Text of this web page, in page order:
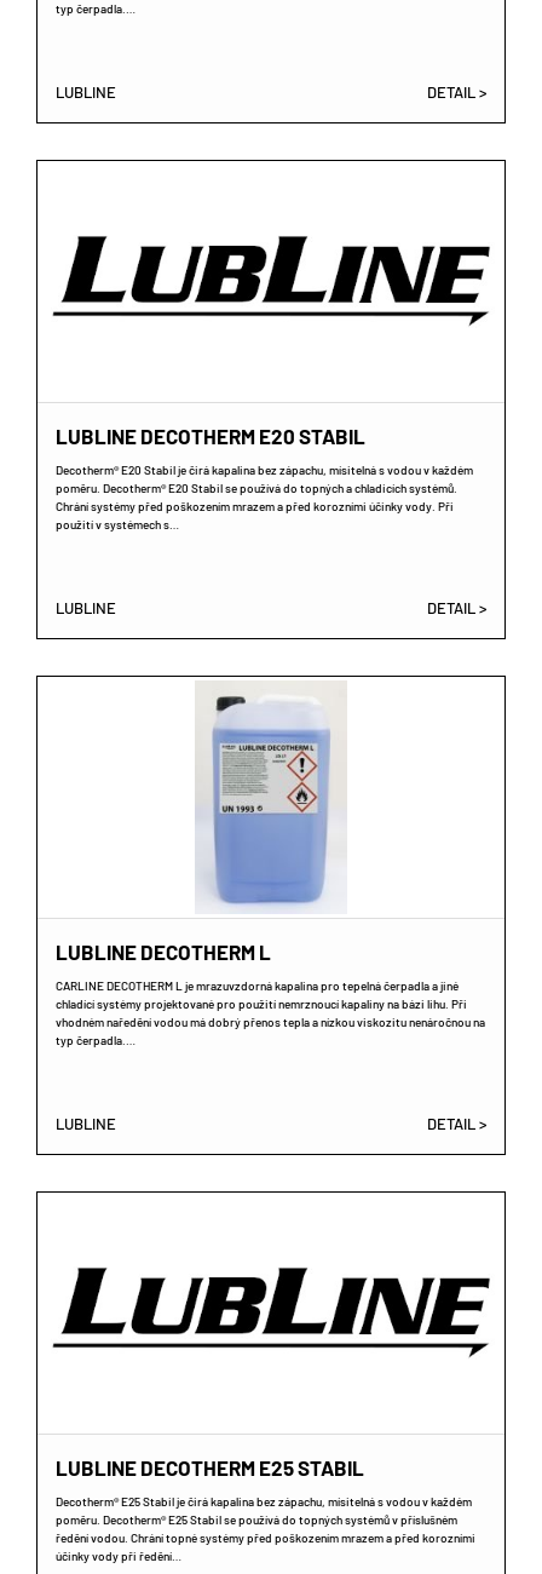
typ čerpadla.…
LUBLINE DETAIL >
LUBLINE DECOTHERM E20 STABIL
Decotherm® E20 Stabil je čirá kapalina bez zápachu, mísitelná s vodou v každém
poměru. Decotherm® E20 Stabil se používá do topných a chladicích systémů.
Chrání systémy před poškozením mrazem a před korozními účinky vody. Při
použití v systémech s…
LUBLINE DETAIL >
LUBLINE DECOTHERM L
CARLINE DECOTHERM L je mrazuvzdorná kapalina pro tepelná čerpadla a jiné
chladící systémy projektované pro použití nemrznoucí kapaliny na bázi lihu. Při
vhodném naředění vodou má dobrý přenos tepla a nízkou viskozitu nenáročnou na
typ čerpadla.…
LUBLINE DETAIL >
LUBLINE DECOTHERM E25 STABIL
Decotherm® E25 Stabil je čirá kapalina bez zápachu, mísitelná s vodou v každém
poměru. Decotherm® E25 Stabil se používá do topných systémů v příslušném
ředění vodou. Chrání topné systémy před poškozením mrazem a před korozními
účinky vody při ředění…